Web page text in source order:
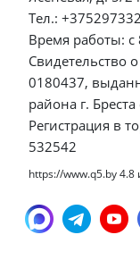
Тел.:
Время работы: с
Свидетельство
0180437,
района г.
Регистрация в
532542
https://www.q5.by4.8